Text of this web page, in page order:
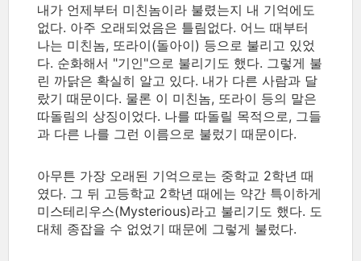
내가 언제부터 미친놈이라 불렸는지 내 기억에도
없다. 아주 오래되었음은 틀림없다. 어느 때부터
나는 미친놈, 또라이(돌아이) 등으로 불리고 있었
다. 순화해서 "기인"으로 불리기도 했다. 그렇게 불
린 까닭은 확실히 알고 있다. 내가 다른 사람과 달
랐기 때문이다. 물론 이 미친놈, 또라이 등의 말은
따돌림의 상징이었다. 나를 따돌릴 목적으로, 그들
과 다른 나를 그런 이름으로 불렀기 때문이다.
아무튼 가장 오래된 기억으로는 중학교 2학년 때
였다. 그 뒤 고등학교 2학년 때에는 약간 특이하게
미스테리우스(Mysterious)라고 불리기도 했다. 도
대체 종잡을 수 없었기 때문에 그렇게 불렀다.